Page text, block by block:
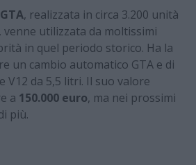
, realizzata in circa 3.200 unità
venne utilizzata da moltissimi
in quel periodo storico. Ha la
un cambio automatico GTA e di
V12 da 5,5 litri. Il suo valore
a 150.000 euro, ma nei prossimi
più.